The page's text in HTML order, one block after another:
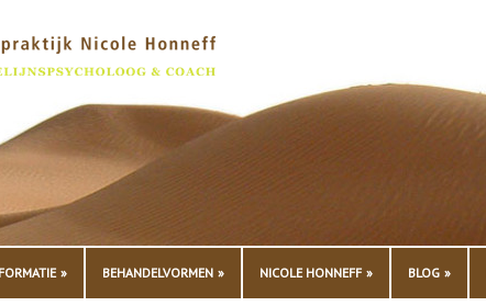
BEHANDELVORMEN NICOLE HONNEFF BLOG